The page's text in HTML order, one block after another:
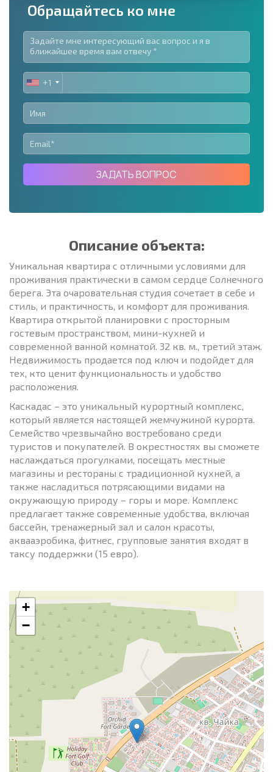
Обращайтесь ко мне
UNITED
STATES
+1
+1
ЗАДАТЬ ВОПРОС
Описание объекта:
Уникальная квартира с отличными условиями для
проживания практически в самом сердце Солнечного
берега. Эта очаровательная студия сочетает в себе и
стиль, и практичность, и комфорт для проживания.
Квартира открытой планировки с просторным
гостевым пространством, мини-кухней и
современной ванной комнатой. 32 кв. м., третий этаж.
Недвижимость продается под ключ и подойдет для
тех, кто ценит функциональность и удобство
расположения.
Каскадас – это уникальный курортный комплекс,
который является настоящей жемчужиной курорта.
Семейство чрезвычайно востребовано среди
туристов и покупателей. В окрестностях вы сможете
наслаждаться прогулками, посещать местные
магазины и рестораны с традиционной кухней, а
также насладиться потрясающими видами на
окружающую природу – горы и море. Комплекс
предлагает также современные удобства, включая
бассейн, тренажерный зал и салон красоты,
аквааэробика, фитнес, групповые занятия входят в
таксу поддержки (15 евро).
+
−